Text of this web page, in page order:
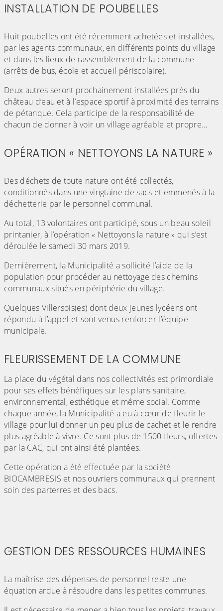
INSTALLATION DE POUBELLES
Huit poubelles ont été récemment achetées et installées,
par les agents communaux, en différents points du village
et dans les lieux de rassemblement de la commune
(arrêts de bus, école et accueil périscolaire).
Deux autres seront prochainement installées près du
château d’eau et à l’espace sportif à proximité des terrains
de pétanque. Cela participe de la responsabilité de
chacun de donner à voir un village agréable et propre…
OPÉRATION « NETTOYONS LA NATURE »
Des déchets de toute nature ont été collectés,
conditionnés dans une vingtaine de sacs et emmenés à la
déchetterie par le personnel communal.
Au total, 13 volontaires ont participé, sous un beau soleil
printanier, à l’opération « Nettoyons la nature » qui s’est
déroulée le samedi 30 mars 2019.
Dernièrement, la Municipalité a sollicité l’aide de la
population pour procéder au nettoyage des chemins
communaux situés en périphérie du village.
Quelques Villersois(es) dont deux jeunes lycéens ont
répondu à l’appel et sont venus renforcer l’équipe
municipale.
FLEURISSEMENT DE LA COMMUNE
La place du végétal dans nos collectivités est primordiale
pour ses effets bénéfiques sur les plans sanitaire,
environnemental, esthétique et même social. Comme
chaque année, la Municipalité a eu à cœur de fleurir le
village pour lui donner un peu plus de cachet et le rendre
plus agréable à vivre. Ce sont plus de 1500 fleurs, offertes
par la CAC, qui ont ainsi été plantées.
Cette opération a été effectuée par la société
BIOCAMBRESIS et nos ouvriers communaux qui prennent
soin des parterres et des bacs.
GESTION DES RESSOURCES HUMAINES
La maîtrise des dépenses de personnel reste une
équation ardue à résoudre dans les petites communes.